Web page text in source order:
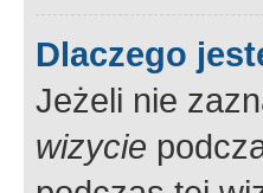
Dlaczego
Jeżeli nie
wizycie